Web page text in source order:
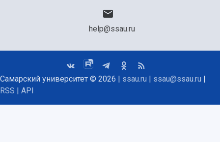
help@ssau.ru
Самарский университет © 2026 | ssau.ru | ssau@ssau.ru |
RSS | API